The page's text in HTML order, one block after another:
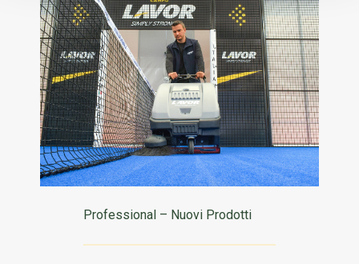
Professional – Nuovi Prodotti